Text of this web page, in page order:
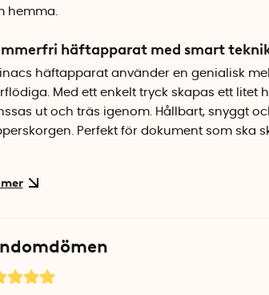
hemma.
häftapparat med smart
häftapparat använder en genialisk
Med ett enkelt tryck skapas ett litet
ut och träs igenom. Hållbart, snyggt
Perfekt för dokument som ska
vitt för att passa din arbetsplats.